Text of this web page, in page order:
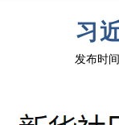
习
发布时